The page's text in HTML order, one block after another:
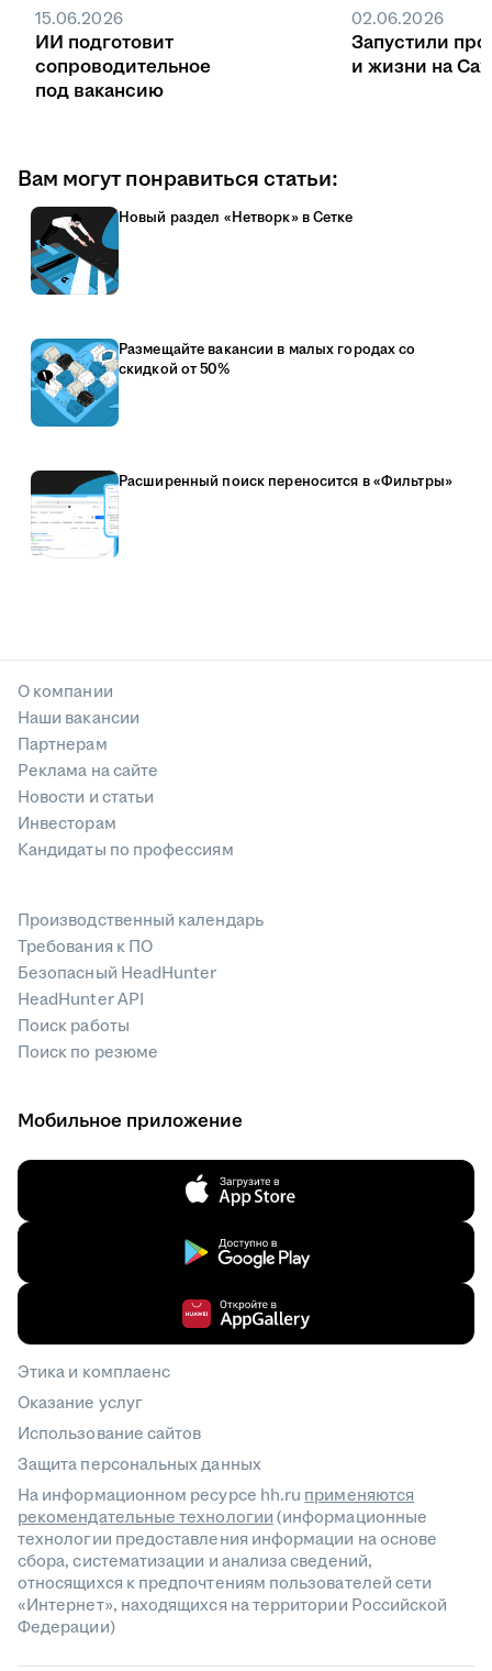
15.06.2026
ИИ подготовит
сопроводительное
под вакансию
02.06.2026
Запустили
и жизни на
Вам могут понравиться статьи:
Новый раздел «Нетворк» в Сетке
Размещайте вакансии в малых городах со
скидкой от 50%
Расширенный поиск переносится в «Фильтры»
О компании
Наши вакансии
Партнерам
Реклама на сайте
Новости и статьи
Инвесторам
Кандидаты по профессиям
Производственный календарь
Требования к ПО
Безопасный HeadHunter
HeadHunter API
Поиск работы
Поиск по резюме
Мобильное приложение
Этика и комплаенс
Оказание услуг
Использование сайтов
Защита персональных данных
На информационном ресурсе hh.ru применяются
рекомендательные технологии(информационные
технологии предоставления информации на основе
сбора, систематизации и анализа сведений,
относящихся к предпочтениям пользователей сети
«Интернет», находящихся на территории Российской
Федерации)